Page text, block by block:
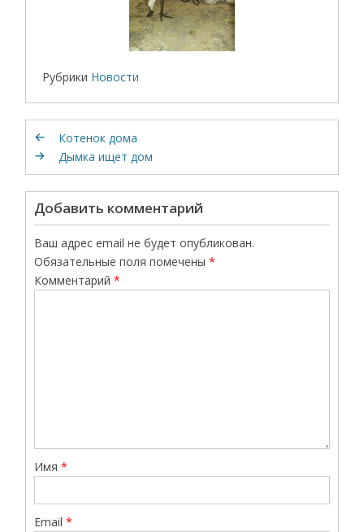
Рубрики Новости
Котенок дома
Дымка ищет дом
Добавить комментарий
Ваш адрес email не будет опубликован.
Обязательные поля помечены*
Комментарий*
Имя*
Email*